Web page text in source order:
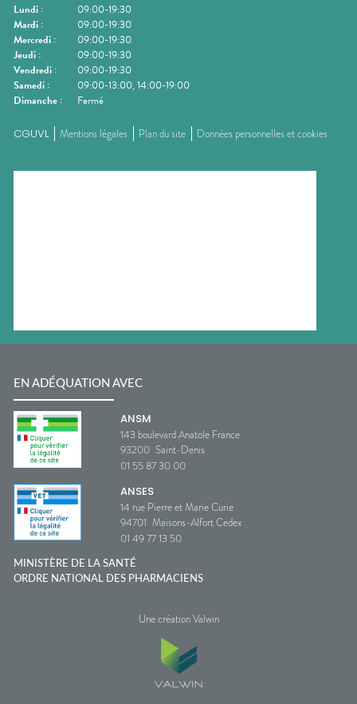
Lundi :
09:00-19:30
Mardi :
09:00-19:30
Mercredi :
09:00-19:30
Jeudi :
09:00-19:30
Vendredi :
09:00-19:30
Samedi :
09:00-13:00, 14:00-19:00
Dimanche : Fermé
CGUVL Mentions légales Plan du site Données personnelles et cookies
EN ADÉQUATION AVEC
ANSM
143 boulevard Anatole France
93200 Saint-Denis
01 55 87 30 00
ANSES
14 rue Pierre et Marie Curie
94701 Maisons-Alfort Cedex
01 49 77 13 50
MINISTÈRE DE LA SANTÉ
ORDRE NATIONAL DES PHARMACIENS
Une création Valwin